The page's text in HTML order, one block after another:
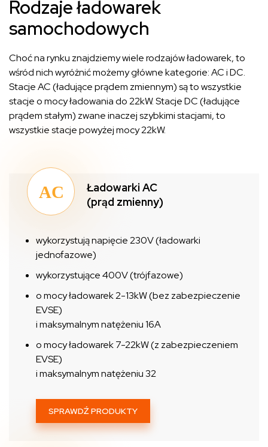
Rodzaje ładowarek
samochodowych
Choć na rynku znajdziemy wiele rodzajów ładowarek, to
wśród nich wyróżnić możemy główne kategorie: AC i DC.
Stacje AC (ładujące prądem zmiennym) są to wszystkie
stacje o mocy ładowania do 22kW. Stacje DC (ładujące
prądem stałym) zwane inaczej szybkimi stacjami, to
wszystkie stacje powyżej mocy 22kW.
Ładowarki AC
(prąd zmienny)
wykorzystują napięcie 230V (ładowarki
jednofazowe)
wykorzystujące 400V (trójfazowe)
o mocy ładowarek 2-13kW (bez zabezpieczenie
EVSE)
i maksymalnym natężeniu 16A
o mocy ładowarek 7-22kW (z zabezpieczeniem
EVSE)
i maksymalnym natężeniu 32
SPRAWDŹ PRODUKTY